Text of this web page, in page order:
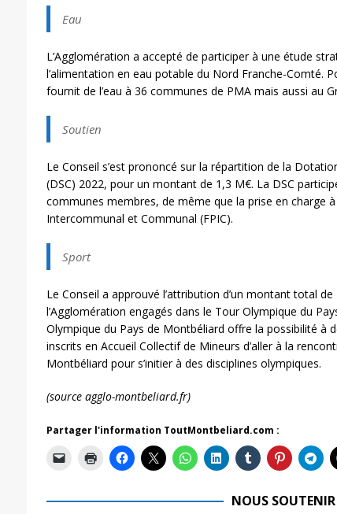
Eau
L’Agglomération a accepté de participer à une étude
l’alimentation en eau potable du Nord Franche-Comté.
fournit de l’eau à 36 communes de PMA mais aussi au
Soutien
Le Conseil s’est prononcé sur la répartition de la
(DSC) 2022, pour un montant de 1,3 M€. La DSC
communes membres, de même que la prise en charge
Intercommunal et Communal (FPIC).
Sport
Le Conseil a approuvé l’attribution d’un montant total
l’Agglomération engagés dans le Tour Olympique du
Olympique du Pays de Montbéliard offre la possibilité à
inscrits en Accueil Collectif de Mineurs d’aller à la
Montbéliard pour s’initier à des disciplines olympiques.
(source agglo-montbeliard.fr)
Partager l'information ToutMontbeliard.com :
NOUS SOUTENIR